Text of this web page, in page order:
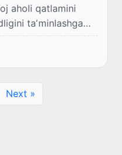
aholi qatlamini
taʼminlashga
tashkil
Next »